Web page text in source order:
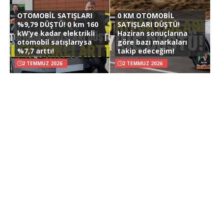
OTOMOBİL SATIŞLARI
%9,79 DÜŞTÜ! 0 km 160
kW’ye kadar elektrikli
otomobil satışlarıysa
%7,7 arttı!
2 TEMMUZ 2026
0 KM OTOMOBİL
SATIŞLARI DÜŞTÜ!
Haziran sonuçlarına
göre bazı markaları
takip edeceğim!
2 TEMMUZ 2026